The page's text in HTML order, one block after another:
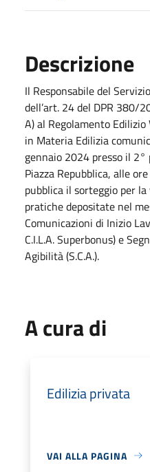
Descrizione
Il Responsabile del
dell’art. 24 del DPR 380/
A) al Regolamento
in Materia Edilizia
gennaio 2024 presso il
Piazza Repubblica, alle
pubblica il sorteggio per
pratiche depositate nel
Comunicazioni di Inizio
C.I.L.A. Superbonus) e
Agibilità (S.C.A.).
A cura di
Edilizia privata
VAI ALLA PAGINA